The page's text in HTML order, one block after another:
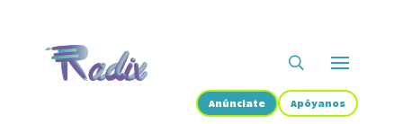
Anúnciate Apóyanos